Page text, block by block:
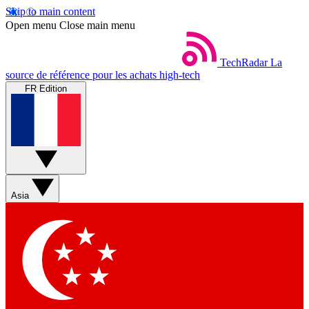
Skip to main content
Open menu Close main menu
TechRadar La
source de référence pour les achats high-tech
FR Edition
Asia